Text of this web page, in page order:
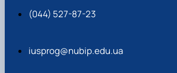
(044) 527-87-23
iusprog@nubip.edu.ua